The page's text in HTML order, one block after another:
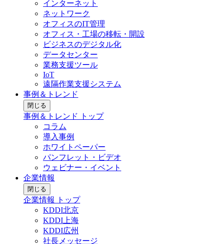
インターネット
ネットワーク
オフィスのIT管理
オフィス・工場の移転・開設
ビジネスのデジタル化
データセンター
業務支援ツール
IoT
遠隔作業支援システム
事例＆トレンド
閉じる
事例＆トレンド トップ
コラム
導入事例
ホワイトペーパー
パンフレット・ビデオ
ウェビナー・イベント
企業情報
閉じる
企業情報 トップ
KDDI北京
KDDI上海
KDDI広州
社長メッセージ